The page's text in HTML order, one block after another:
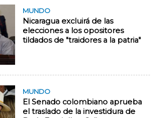
MUNDO
Nicaragua excluirá de las
elecciones a los opositores
tildados de "traidores a la patria"
MUNDO
El Senado colombiano aprueba
el traslado de la investidura de